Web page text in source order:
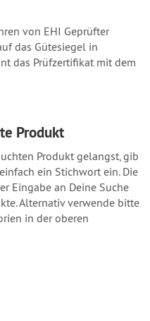
von EHI Geprüfter
das Gütesiegel in
das Prüfzertifikat mit dem
Produkt
Produkt gelangst, gib
ein Stichwort ein. Die
Eingabe an Deine Suche
Alternativ verwende bitte
in der oberen